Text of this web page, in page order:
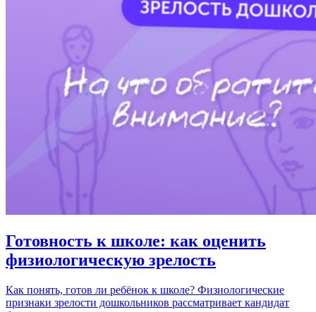
Готовность к школе: как оценить
физиологическую зрелость
Как понять, готов ли ребёнок к школе? Физиологические
признаки зрелости дошкольников рассматривает кандидат